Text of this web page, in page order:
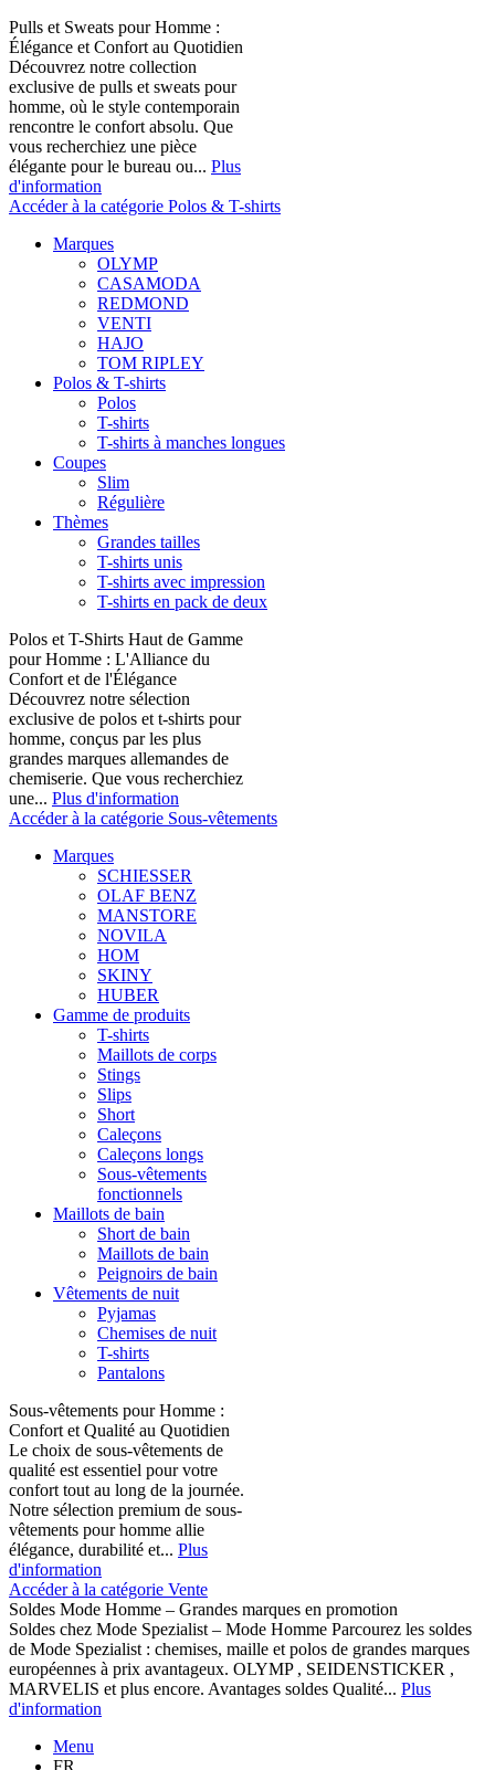
Pulls et Sweats pour Homme :
Élégance et Confort au Quotidien
Découvrez notre collection
exclusive de pulls et sweats pour
homme, où le style contemporain
rencontre le confort absolu. Que
vous recherchiez une pièce
élégante pour le bureau ou... Plus
d'information
Accéder à la catégorie Polos & T-shirts
Marques
OLYMP
CASAMODA
REDMOND
VENTI
HAJO
TOM RIPLEY
Polos & T-shirts
Polos
T-shirts
T-shirts à manches longues
Coupes
Slim
Régulière
Thèmes
Grandes tailles
T-shirts unis
T-shirts avec impression
T-shirts en pack de deux
Polos et T-Shirts Haut de Gamme
pour Homme : L'Alliance du
Confort et de l'Élégance
Découvrez notre sélection
exclusive de polos et t-shirts pour
homme, conçus par les plus
grandes marques allemandes de
chemiserie. Que vous recherchiez
une... Plus d'information
Accéder à la catégorie Sous-vêtements
Marques
SCHIESSER
OLAF BENZ
MANSTORE
NOVILA
HOM
SKINY
HUBER
Gamme de produits
T-shirts
Maillots de corps
Stings
Slips
Short
Caleçons
Caleçons longs
Sous-vêtements
fonctionnels
Maillots de bain
Short de bain
Maillots de bain
Peignoirs de bain
Vêtements de nuit
Pyjamas
Chemises de nuit
T-shirts
Pantalons
Sous-vêtements pour Homme :
Confort et Qualité au Quotidien
Le choix de sous-vêtements de
qualité est essentiel pour votre
confort tout au long de la journée.
Notre sélection premium de sous-
vêtements pour homme allie
élégance, durabilité et... Plus
d'information
Accéder à la catégorie Vente
Soldes Mode Homme – Grandes marques en promotion
Soldes chez Mode Spezialist – Mode Homme Parcourez les soldes
de Mode Spezialist : chemises, maille et polos de grandes marques
européennes à prix avantageux. OLYMP , SEIDENSTICKER ,
MARVELIS et plus encore. Avantages soldes Qualité... Plus
d'information
Menu
FR